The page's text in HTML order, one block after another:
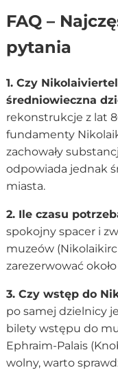
FAQ –
pytania
1. Czy
średniowieczna
rekonstrukcje z lat
fundamenty
zachowały
odpowiada jednak
miasta.
2. Ile czasu
spokojny spacer i
muzeów
zarezerwować
3. Czy wstęp do
po samej dzielnicy
bilety wstępu do
Ephraim-Palais
wolny, warto